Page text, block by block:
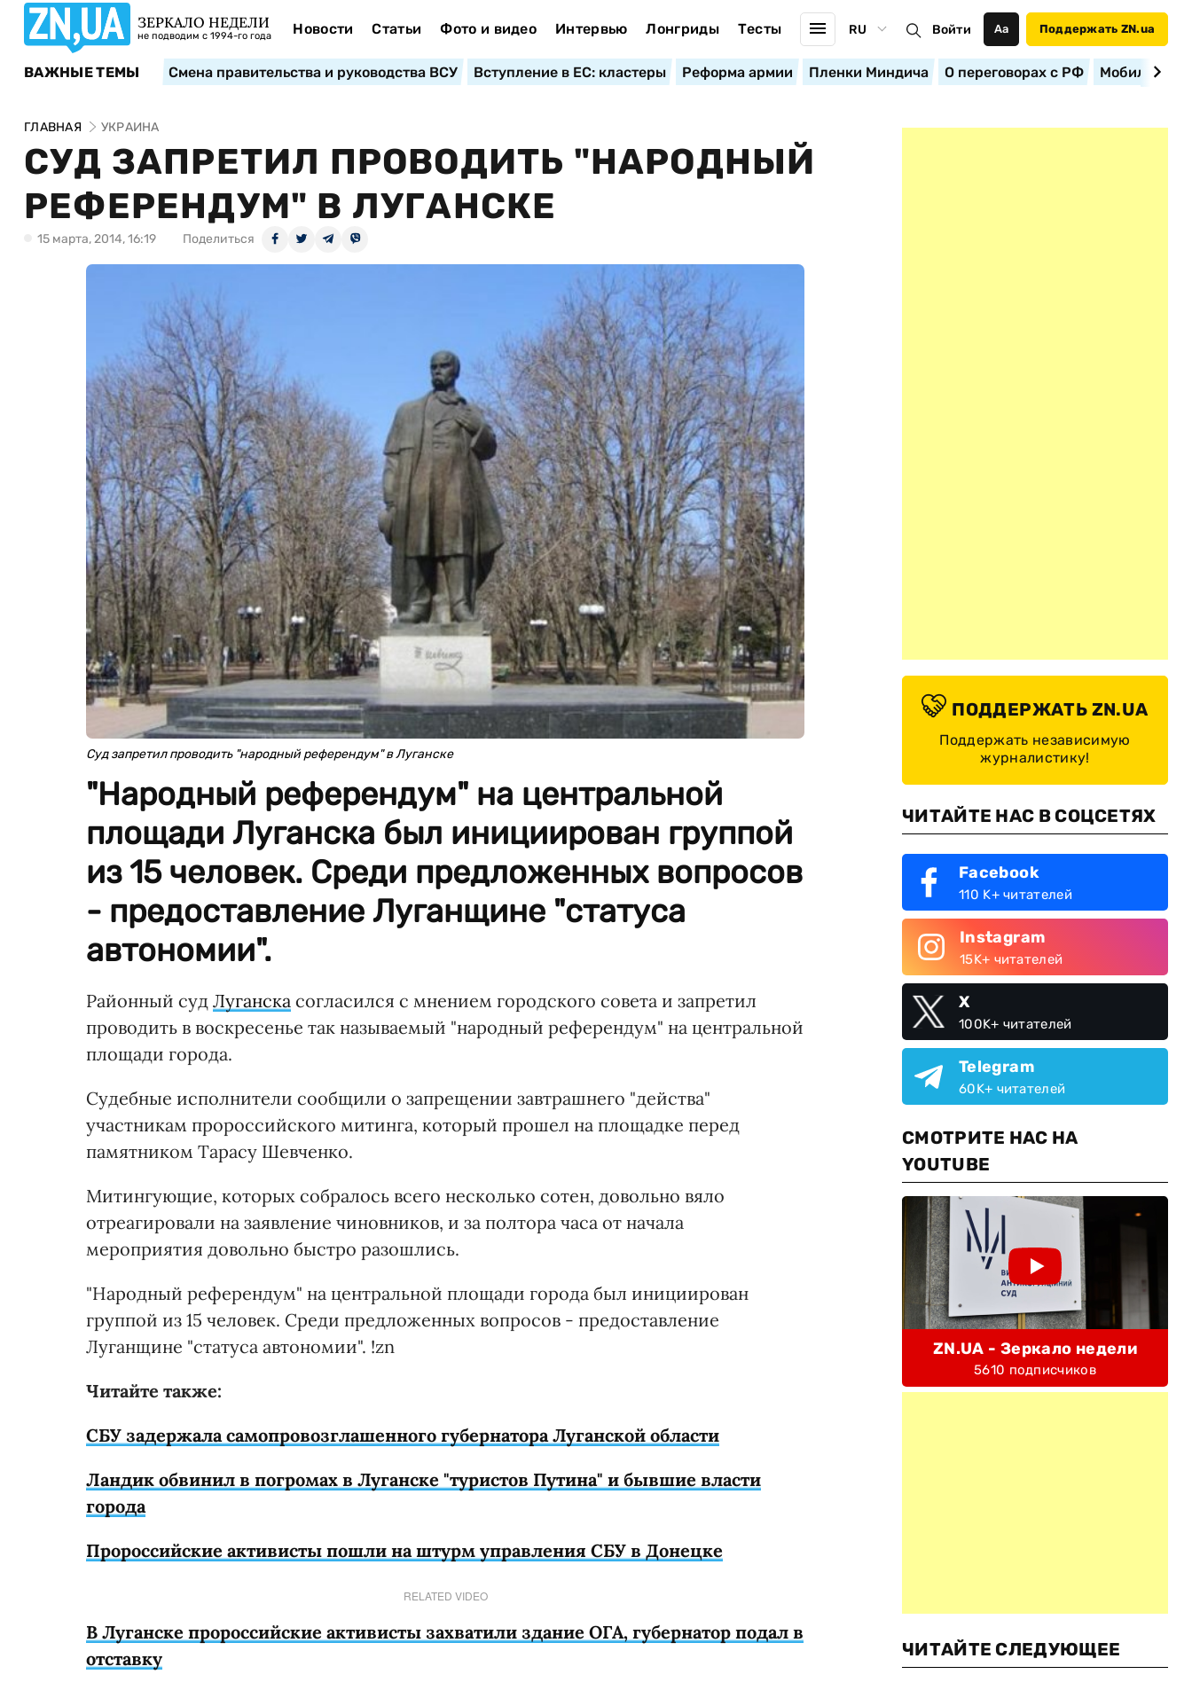
ЗЕРКАЛО НЕДЕЛИ
не подводим с 1994-го года Новости Статьи Фото и видео Интервью Лонгриды Тесты RU Войти Аа Поддержать ZN.ua
ВАЖНЫЕ ТЕМЫ Смена правительства и руководства ВСУ Вступление в ЕС: кластеры Реформа армии Пленки Миндича О переговорах с РФ
ГЛАВНАЯ УКРАИНА
СУД ЗАПРЕТИЛ ПРОВОДИТЬ "НАРОДНЫЙ
РЕФЕРЕНДУМ" В ЛУГАНСКЕ
15 марта, 2014, 16:19 Поделиться
Суд запретил проводить "народный референдум" в Луганске
"Народный референдум" на центральной
площади Луганска был инициирован группой
из 15 человек. Среди предложенных вопросов
- предоставление Луганщине "статуса
автономии".
Районный суд Луганска согласился с мнением городского совета и запретил
проводить в воскресенье так называемый "народный референдум" на центральной
площади города.
Судебные исполнители сообщили о запрещении завтрашнего "действа"
участникам пророссийского митинга, который прошел на площадке перед
памятником Тарасу Шевченко.
Митингующие, которых собралось всего несколько сотен, довольно вяло
отреагировали на заявление чиновников, и за полтора часа от начала
мероприятия довольно быстро разошлись.
"Народный референдум" на центральной площади города был инициирован
группой из 15 человек. Среди предложенных вопросов - предоставление
Луганщине "статуса автономии". !zn
Читайте также:
СБУ задержала самопровозглашенного губернатора Луганской области
Ландик обвинил в погромах в Луганске "туристов Путина" и бывшие власти
города
Пророссийские активисты пошли на штурм управления СБУ в Донецке
RELATED VIDEO
В Луганске пророссийские активисты захватили здание ОГА, губернатор подал в
отставку
ПОДДЕРЖАТЬ ZN.UA
Поддержать независимую
журналистику!
ЧИТАЙТЕ НАС В СОЦСЕТЯХ
Facebook
110 K+ читателей
Instagram
15K+ читателей
X
100K+ читателей
Telegram
60K+ читателей
СМОТРИТЕ НАС НА
YOUTUBE
ZN.UA - Зеркало недели
5610 подписчиков
ЧИТАЙТЕ СЛЕДУЮЩЕЕ